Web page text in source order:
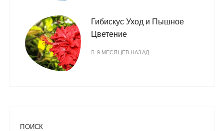
Гибискус Уход и Пышное
Цветение
9 МЕСЯЦЕВ НАЗАД
ПОИСК